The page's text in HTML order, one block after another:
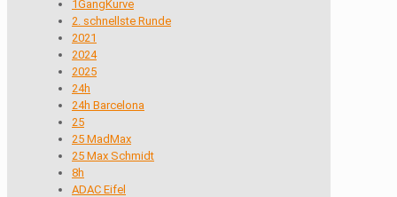
1GangKurve
2. schnellste Runde
2021
2024
2025
24h
24h Barcelona
25
25 MadMax
25 Max Schmidt
8h
ADAC Eifel